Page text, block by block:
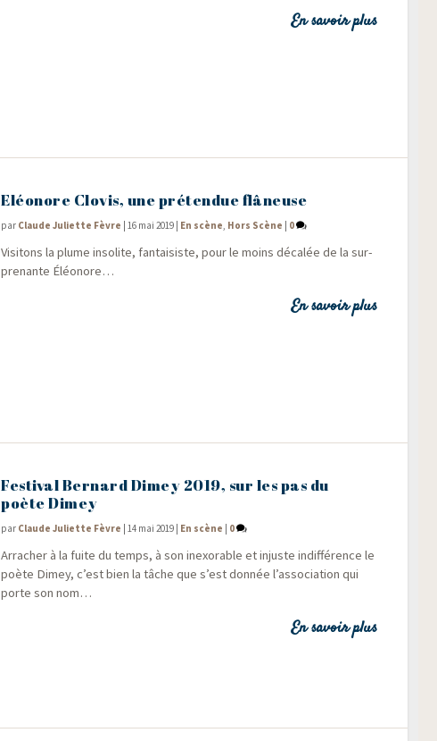
En savoir plus
Eléonore Clovis, une prétendue flâneuse
par Claude Juliette Fèvre |16 mai 2019 En scène, Hors Scène 0
Visi­tons la plume inso­lite, fan­tai­siste, pour le moins déca­lée de la sur­
pre­nante Éléonore…
En savoir plus
Festival Bernard Dimey 2019, sur les pas du
poète Dimey
par Claude Juliette Fèvre |14 mai 2019 En scène 0
Arra­cher à la fuite du temps, à son inexo­rable et injuste indif­fé­rence le
poète Dimey, c’est bien la tâche que s’est don­née l’association qui
porte son nom…
En savoir plus